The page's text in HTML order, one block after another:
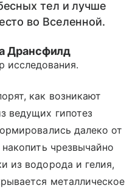
тел и лучше
во Вселенной.
Дрансфилд
исследования.
как возникают
ведущих гипотез
далеко от
чрезвычайно
из водорода и гелия,
металлическое